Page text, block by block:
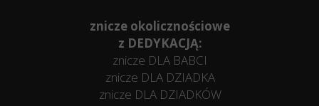
znicze okolicznościowe
z DEDYKACJĄ:
znicze DLA BABCI
znicze DLA DZIADKA
znicze DLA DZIADKÓW